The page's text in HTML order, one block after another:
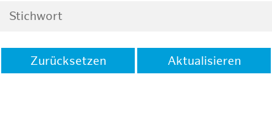
Zurücksetzen Aktualisieren